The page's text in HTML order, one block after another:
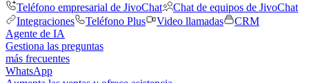
Teléfono empresarial de JivoChat
Chat de equipos de JivoChat
Integraciones
Teléfono Plus Video llamadas
CRM
Agente de IA
Gestiona las preguntas
más frecuentes
WhatsApp